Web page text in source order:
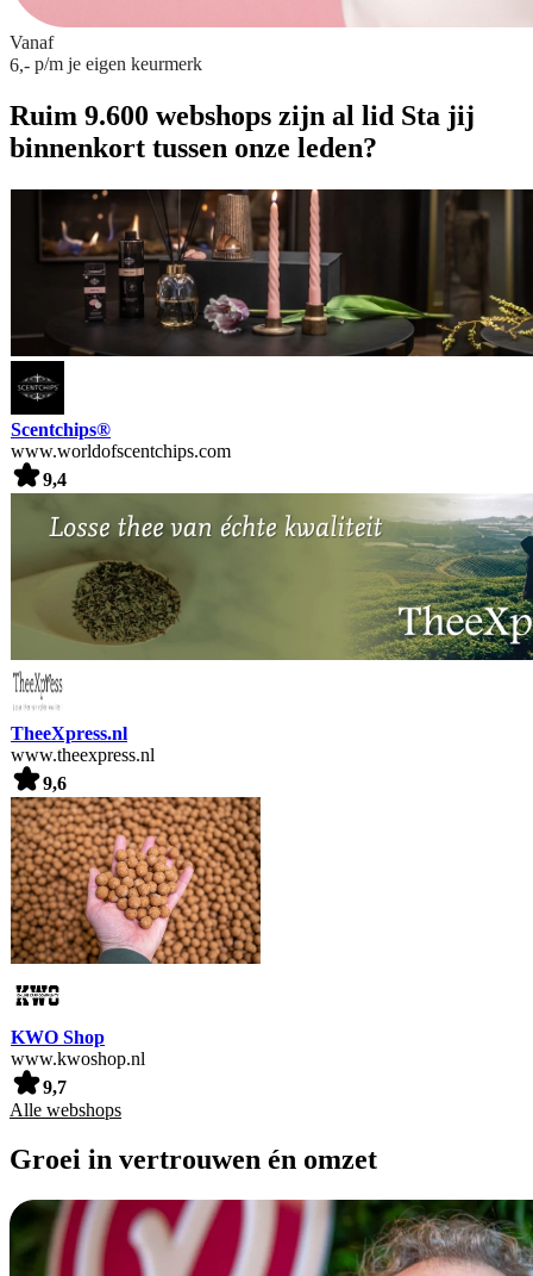
Vanaf
6,- p/m je eigen keurmerk
Ruim 9.600 webshops zijn al lid Sta jij
binnenkort tussen onze leden?
Scentchips®
www.worldofscentchips.com
9,4
TheeXpress.nl
www.theexpress.nl
9,6
KWO Shop
www.kwoshop.nl
9,7
Alle webshops
Groei in vertrouwen én omzet